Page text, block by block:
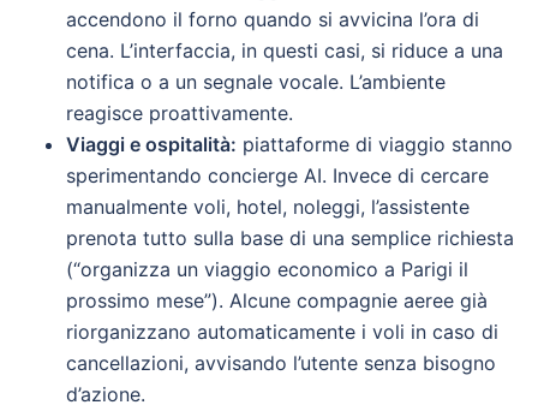
accendono il forno quando si avvicina l’ora di
cena. L’interfaccia, in questi casi, si riduce a una
notifica o a un segnale vocale. L’ambiente
reagisce proattivamente.
Viaggi e ospitalità: piattaforme di viaggio stanno
sperimentando concierge AI. Invece di cercare
manualmente voli, hotel, noleggi, l’assistente
prenota tutto sulla base di una semplice richiesta
(“organizza un viaggio economico a Parigi il
prossimo mese”). Alcune compagnie aeree già
riorganizzano automaticamente i voli in caso di
cancellazioni, avvisando l’utente senza bisogno
d’azione.